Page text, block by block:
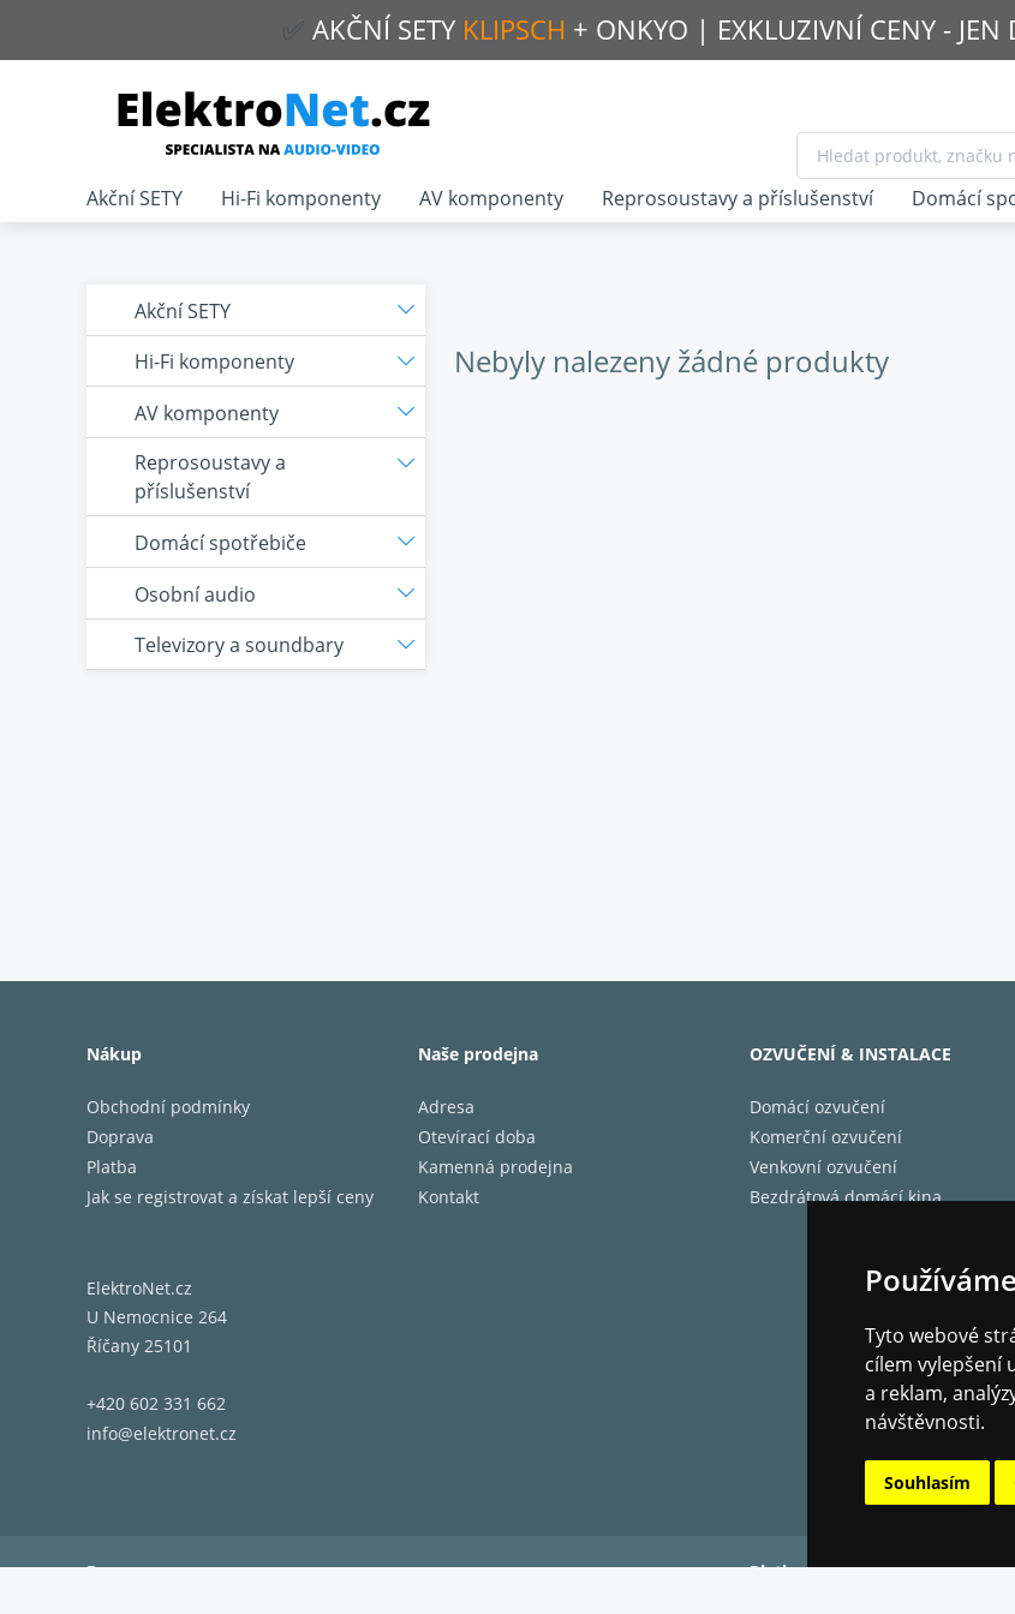
Tyto webové
cílem vylepšení
a reklam,
návštěvnosti.
Souhlasím
✅ AKČNÍ SETY KLIPSCH + ONKYO | EXKLUZIVNÍ CENY -
Nebyly nalezeny žádné produkty
Akční SETY
Hi-Fi komponenty
AV komponenty
Reprosoustavy a
příslušenství
Domácí spotřebiče
Osobní audio
Televizory a soundbary
Akční SETY Hi-Fi komponenty AV komponenty Reprosoustavy a příslušenství Domácí
Nákup
Obchodní podmínky
Doprava
Platba
Jak se registrovat a získat lepší ceny
Naše prodejna
Adresa
Otevírací doba
Kamenná prodejna
Kontakt
OZVUČENÍ & INSTALACE
Domácí ozvučení
Komerční ozvučení
Venkovní ozvučení
Bezdrátová domácí kina
ElektroNet.cz
U Nemocnice 264
Říčany 25101
+420 602 331 662
info@elektronet.cz
Doprava Platba